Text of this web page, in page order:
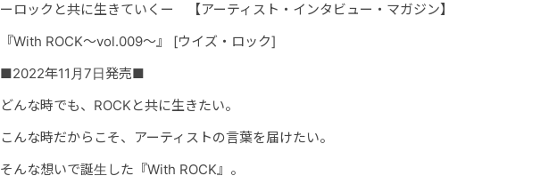
ーロックと共に生きていくー 【アーティスト・インタビュー・マガジン】
『With ROCK～vol.009～』
[ウイズ・ロック]
■2022年11月7日発売■
どんな時でも、ROCKと共に生きたい。
こんな時だからこそ、アーティストの言葉を届けたい。
そんな想いで誕生した『With ROCK』。